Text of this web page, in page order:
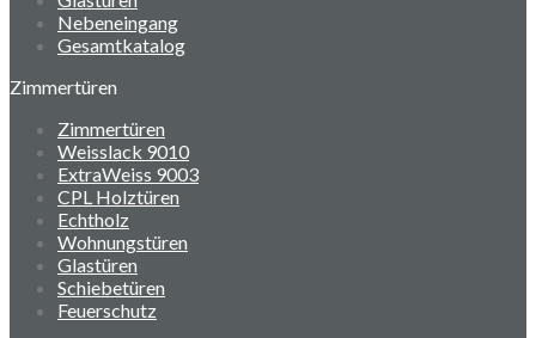
Nebeneingang
Gesamtkatalog
Zimmertüren
Zimmertüren
Weisslack 9010
ExtraWeiss 9003
CPL Holztüren
Echtholz
Wohnungstüren
Glastüren
Schiebetüren
Feuerschutz